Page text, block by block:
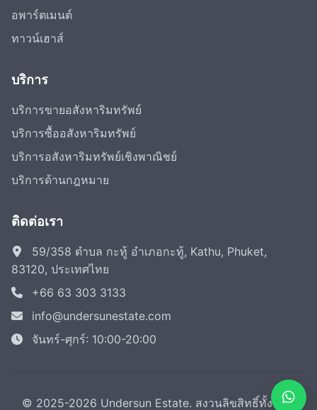
อพาร์ตเมนต์
ทาวน์เฮาส์
บริการ
บริการขายอสังหาริมทรัพย์
บริการซื้ออสังหาริมทรัพย์
บริการอสังหาริมทรัพย์เชิงพาณิชย์
บริการด้านกฎหมาย
ติดต่อเรา
59/358 ตำบล กะทู้ อำเภอกะทู้, Kathu, Phuket,
83120, ประเทศไทย
+66 63 303 3133
info@undersunestate.com
จันทร์-ศุกร์: 10:00-20:00
© 2025-2026 Undersun Estate. สงวนลิขสิทธิ์ทั้งหมด